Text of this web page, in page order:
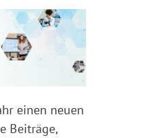
einen neuen
Beiträge,